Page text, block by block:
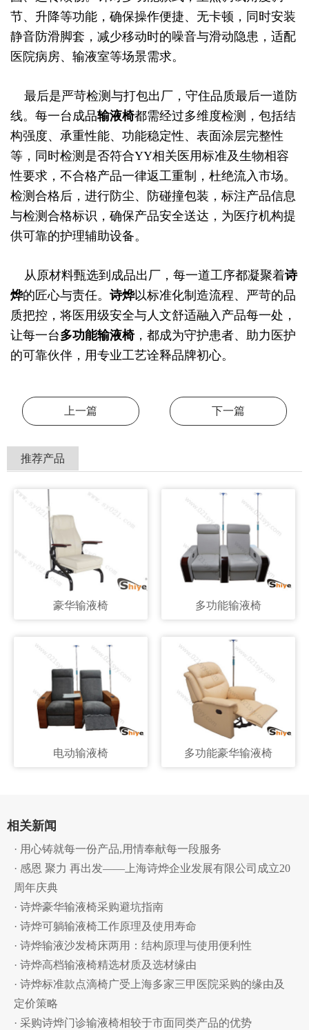
节、升降等功能，确保操作便捷、无卡顿，同时安装
静音防滑脚套，减少移动时的噪音与滑动隐患，适配
医院病房、输液室等场景需求。
最后是严苛检测与打包出厂，守住品质最后一道防
线。每一台成品输液椅都需经过多维度检测，包括结
构强度、承重性能、功能稳定性、表面涂层完整性
等，同时检测是否符合YY相关医用标准及生物相容
性要求，不合格产品一律返工重制，杜绝流入市场。
检测合格后，进行防尘、防碰撞包装，标注产品信息
与检测合格标识，确保产品安全送达，为医疗机构提
供可靠的护理辅助设备。
从原材料甄选到成品出厂，每一道工序都凝聚着诗
烨的匠心与责任。 诗烨以标准化制造流程、严苛的品
质把控，将医用级安全与人文舒适融入产品每一处，
让每一台多功能输液椅，都成为守护患者、助力医护
的可靠伙伴，用专业工艺诠释品牌初心。
上一篇 下一篇
推荐产品
豪华输液椅 多功能输液椅
电动输液椅 多功能豪华输液椅
相关新闻
· 用心铸就每一份产品,用情奉献每一段服务
· 感恩 聚力 再出发——上海诗烨企业发展有限公司成立20
周年庆典
· 诗烨豪华输液椅采购避坑指南
· 诗烨可躺输液椅工作原理及使用寿命
· 诗烨输液沙发椅床两用：结构原理与使用便利性
· 诗烨高档输液椅精选材质及选材缘由
· 诗烨标准款点滴椅广受上海多家三甲医院采购的缘由及
定价策略
· 采购诗烨门诊输液椅相较于市面同类产品的优势